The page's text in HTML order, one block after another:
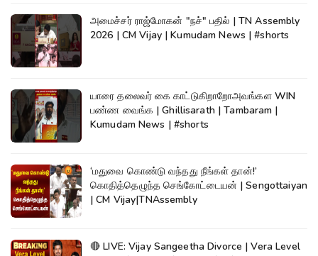
அமைச்சர் ராஜ்மோகன் "நச்" பதில் | TN Assembly
2026 | CM Vijay | Kumudam News | #shorts
யாரை தலைவர் கை காட்டுகிறாறோஅவங்கள WIN
பண்ண வைங்க | Ghillisarath | Tambaram |
Kumudam News | #shorts
‘மதுவை கொண்டு வந்தது நீங்கள் தான்!’
கொதித்தெழுந்த செங்கோட்டையன் | Sengottaiyan
| CM Vijay|TNAssembly
🔴 LIVE: Vijay Sangeetha Divorce | Vera Level